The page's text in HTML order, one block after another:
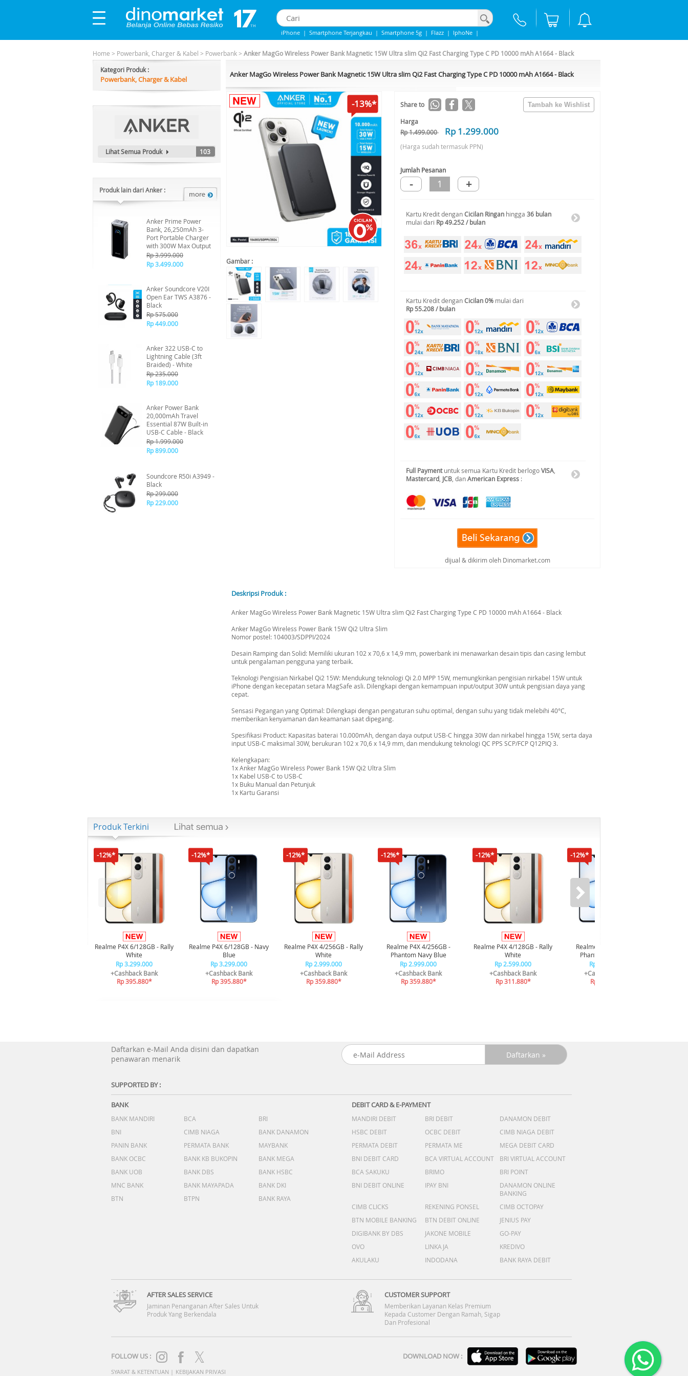
iPhone | Smartphone Terjangkau | Smartphone 5g | Flazz | IphoNe |
Home > Powerbank, Charger & Kabel > Powerbank> Anker MagGo Wireless Power Bank Magnetic 15W Ultra slim Qi2 Fast Charging Type C PD 10000 mAh A1664 - Black
Kategori Produk :
Powerbank, Charger & Kabel
Lihat Semua Produk 103
Produk lain dari Anker :
Anker Prime Power
Bank, 26,250mAh 3-
Port Portable Charger
with 300W Max Output
Rp 3.999.000
Rp 3.499.000
Anker Soundcore V20I
Open Ear TWS A3876 -
Black
Rp 575.000
Rp 449.000
Anker 322 USB-C to
Lightning Cable (3ft
Braided) - White
Rp 235.000
Rp 189.000
Anker Power Bank
20,000mAh Travel
Essential 87W Built-in
USB-C Cable - Black
Rp 1.999.000
Rp 899.000
Soundcore R50i A3949 -
Black
Rp 299.000
Rp 229.000
Anker MagGo Wireless Power Bank Magnetic 15W Ultra slim Qi2 Fast Charging Type C PD 10000 mAh A1664 - Black
-13%*
Gambar :
Share to
Harga
Rp 1.499.000
Rp 1.299.000
(Harga sudah termasuk PPN)
Jumlah Pesanan
- 1 +
Kartu Kredit denganCicilan Ringan hingga 36 bulan
mulai dari Rp 49.252 / bulan
Kartu Kredit denganCicilan 0% mulai dari
Rp 55.208 / bulan
Full Paymentuntuk semua Kartu Kredit berlogoVISA
Mastercard JCB , danAmerican Express :
dijual & dikirim oleh Dinomarket.com
Deskripsi Produk :
Anker MagGo Wireless Power Bank Magnetic 15W Ultra slim Qi2 Fast Charging Type C PD 10000 mAh A1664 - Black
Anker MagGo Wireless Power Bank 15W Qi2 Ultra Slim
Nomor postel: 104003/SDPPI/2024
Desain Ramping dan Solid: Memiliki ukuran 102 x 70,6 x 14,9 mm, powerbank ini menawarkan desain tipis dan casing lembut
untuk pengalaman pengguna yang terbaik.
Teknologi Pengisian Nirkabel Qi2 15W: Mendukung teknologi Qi 2.0 MPP 15W, memungkinkan pengisian nirkabel 15W untuk
iPhone dengan kecepatan setara MagSafe asli. Dilengkapi dengan kemampuan input/output 30W untuk pengisian daya yang
cepat.
Sensasi Pegangan yang Optimal: Dilengkapi dengan pengaturan suhu optimal, dengan suhu yang tidak melebihi 40°C,
memberikan kenyamanan dan keamanan saat dipegang.
Spesifikasi Product: Kapasitas baterai 10.000mAh, dengan daya output USB-C hingga 30W dan nirkabel hingga 15W, serta daya
input USB-C maksimal 30W, berukuran 102 x 70,6 x 14,9 mm, dan mendukung teknologi QC PPS SCP/FCP Q12PIQ 3.
Kelengkapan:
1x Anker MagGo Wireless Power Bank 15W Qi2 Ultra Slim
1x Kabel USB-C to USB-C
1x Buku Manual dan Petunjuk
1x Kartu Garansi
Produk Terkini
-12%*
Realme P4X 6/128GB - Rally
White
Rp 3.299.000
+Cashback Bank
Rp 395.880*
-12%*
Realme P4X 6/128GB - Navy
Blue
Rp 3.299.000
+Cashback Bank
Rp 395.880*
-12%*
Realme P4X 4/256GB - Rally
White
Rp 2.999.000
+Cashback Bank
Rp 359.880*
-12%*
Realme P4X 4/256GB -
Phantom Navy Blue
Rp 2.999.000
+Cashback Bank
Rp 359.880*
-12%*
Realme P4X 4/128GB - Rally
White
Rp 2.599.000
+Cashback Bank
Rp 311.880*
-12%*
Realme P4X 4/128GB -
Phantom Navy Blue
Rp 2.599.000
+Cashback Bank
Rp 311.880*
Daftarkan e-Mail Anda disini dan dapatkan
penawaran menarik
SUPPORTED BY :
BANK
BANK MANDIRI BCA
BRI
BNI
CIMB NIAGA
BANK DANAMON
PANIN BANK
PERMATA BANK
MAYBANK
BANK OCBC
BANK KB BUKOPIN
BANK MEGA
BANK UOB
BANK DBS
BANK HSBC
MNC BANK
BANK MAYAPADA
BANK DKI
BTN
BTPN BANK RAYA
DEBIT CARD & E-PAYMENT
MANDIRI DEBIT BRI DEBIT
DANAMON DEBIT
HSBC DEBIT
OCBC DEBIT
CIMB NIAGA DEBIT
PERMATA DEBIT
PERMATA ME
MEGA DEBIT CARD
BNI DEBIT CARD
BCA VIRTUAL ACCOUNT
BRI VIRTUAL ACCOUNT
BCA SAKUKU
BRIMO
BRI POINT
BNI DEBIT ONLINE
IPAY BNI
DANAMON ONLINE
BANKING
CIMB CLICKS
REKENING PONSEL
CIMB OCTOPAY
BTN MOBILE BANKING
BTN DEBIT ONLINE
JENIUS PAY
DIGIBANK BY DBS
JAKONE MOBILE
GO-PAY
OVO
LINKAJA
KREDIVO
AKULAKU
INDODANA BANK RAYA DEBIT
AFTER SALES SERVICE
Jaminan Penanganan After Sales Untuk
Produk Yang Berkendala
CUSTOMER SUPPORT
Memberikan Layanan Kelas Premium
Kepada Customer Dengan Ramah, Sigap
Dan Profesional
FOLLOW US : DOWNLOAD NOW :
SYARAT & KETENTUAN | KEBIJAKAN PRIVASI